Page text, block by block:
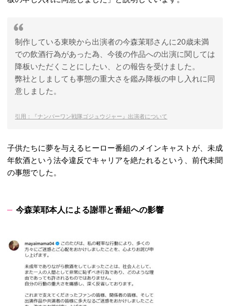
制作している東映から出演者の今森茉耶さんに20歳未満
での飲酒行為があった為、今後の作品への出演に関しては
降板いただくことにしたい、との報告を受けました。
弊社としましても事態の重大さを鑑み降板の申し入れに同
意しました。
引用：『ナンバーワン戦隊ゴジュウジャー』出演者について
子供たちに夢を与えるヒーロー番組のメインキャストが、 未成
年飲酒という法令違反でキャリアを絶たれるという、前代未聞
の事態でした。
今森茉耶本人による謝罪と番組への影響